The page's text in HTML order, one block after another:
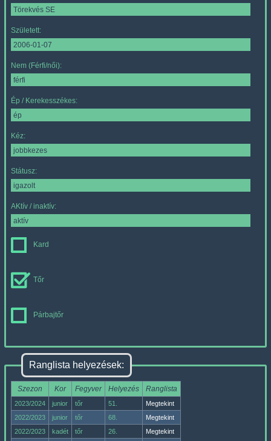
Született:
Nem (Férfi/női):
Ép / Kerekesszékes:
Kéz:
Státusz:
AKtív / inaktív:
Kard
Tőr
Párbajtőr
Ranglista helyezések:
Szezon Kor Fegyver Helyezés Ranglista
2023/2024 junior tőr 51.
Megtekint
2022/2023
junior tőr 68.
Megtekint
2022/2023
kadét tőr 26.
Megtekint